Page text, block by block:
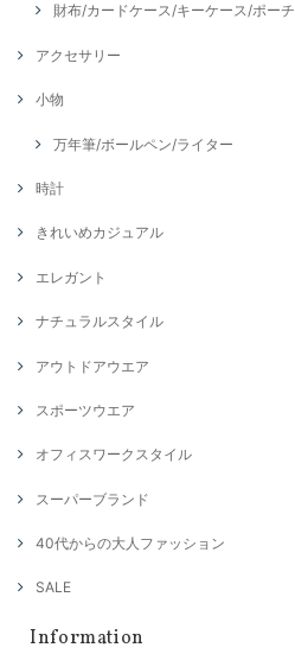
財布/カードケース/キーケース/ポーチ
アクセサリー
小物
万年筆/ボールペン/ライター
時計
きれいめカジュアル
エレガント
ナチュラルスタイル
アウトドアウエア
スポーツウエア
オフィスワークスタイル
スーパーブランド
40代からの大人ファッション
SALE
Information